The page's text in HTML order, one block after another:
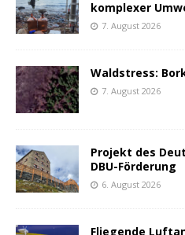
komplexer
7. August 2026
Waldstress:
7. August 2026
Projekt des
DBU-Förderung
6. August 2026
Fliegende